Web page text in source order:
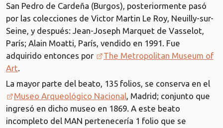
San Pedro de Cardeña (Burgos), posteriormente pasó
por las colecciones de Victor Martin Le Roy, Neuilly-sur-
Seine, y después: Jean-Joseph Marquet de Vasselot,
París; Alain Moatti, París, vendido en 1991. Fue
adquirido entonces por
The Metropolitan Museum of
Art.
La mayor parte del beato, 135 folios, se conserva en el
Museo Arqueológico Nacional, Madrid; conjunto que
ingresó en dicho museo en 1869. A este beato
incompleto del MAN pertenecería 1 folio que se